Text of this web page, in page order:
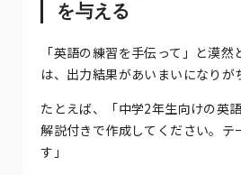
を与える
「英語の練習を手伝って」と漠
は、出力結果があいまいになりが
たとえば、「中学2年生向けの英
解説付きで作成してください。テ
す」